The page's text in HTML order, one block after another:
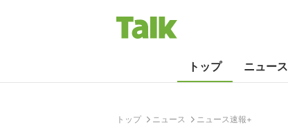
トップ ニュース
トップ ニュース ニュース速報+